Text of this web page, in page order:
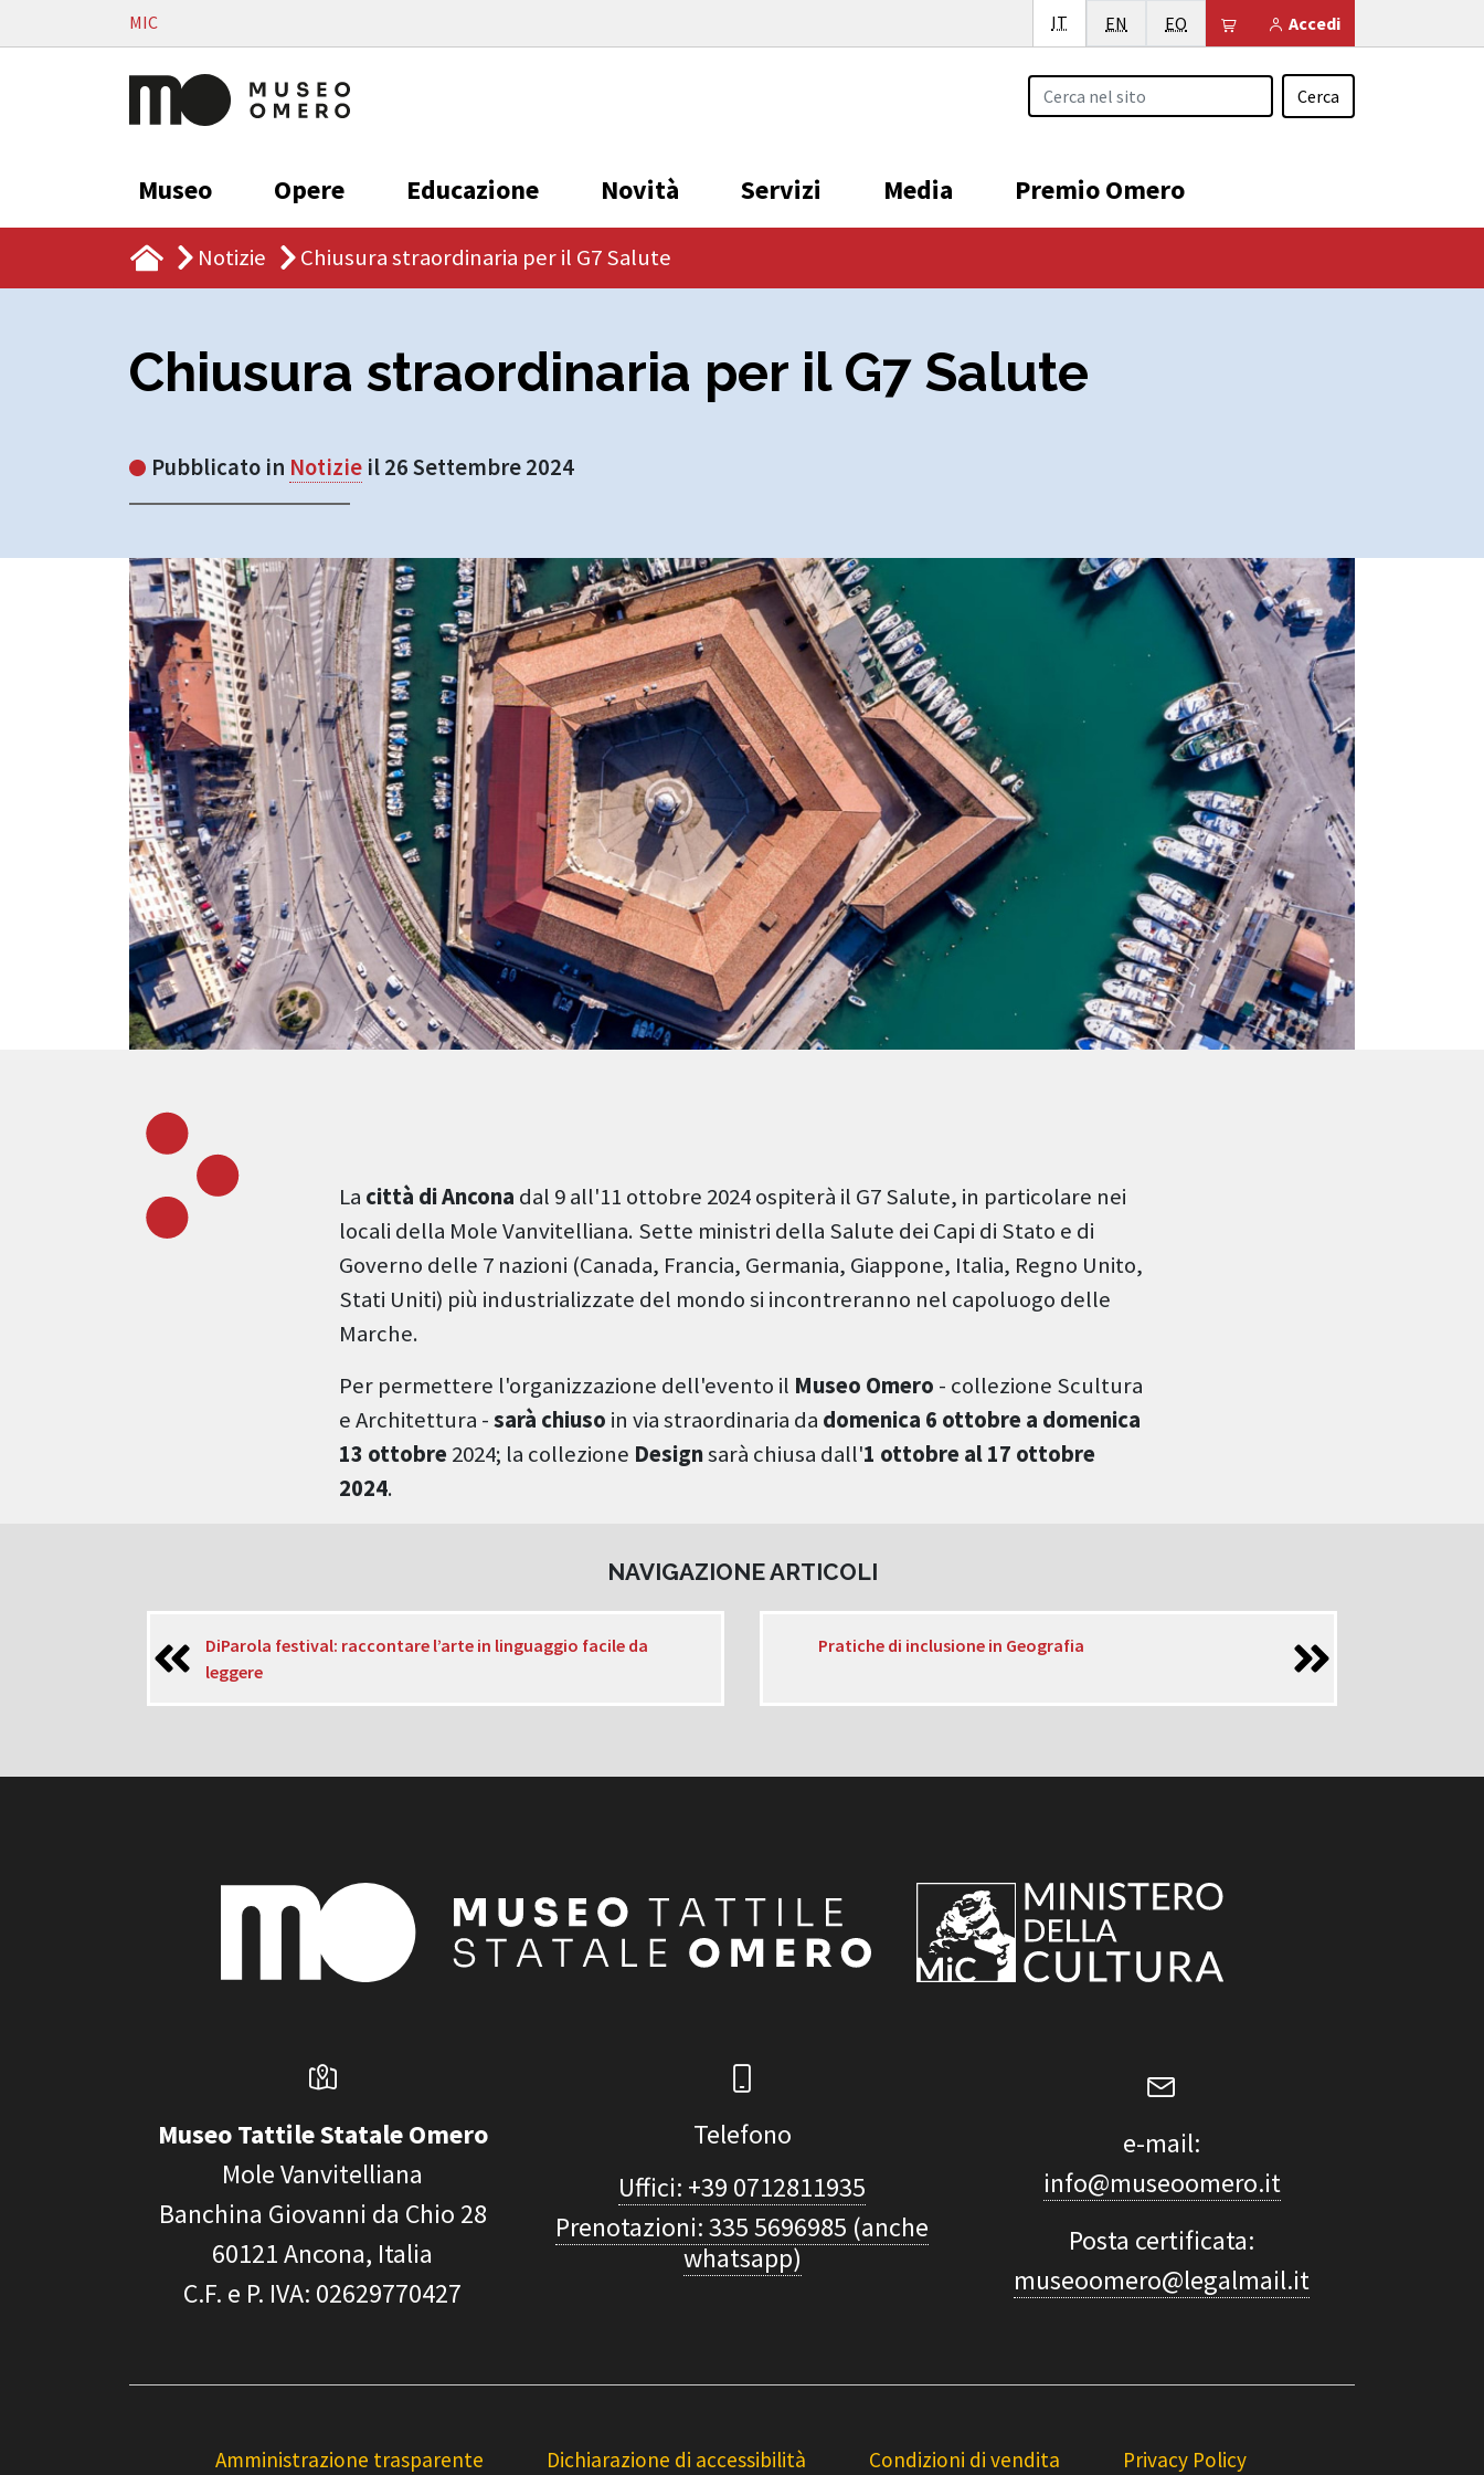
Vai al contenutoMIC Accedi
Il tuo carrello è vuoto
IT Italiano
EN English
EO Esperanto
Cerca
Museo Opere Educazione Novità Servizi Media Premio Omero
Notizie Chiusura straordinaria per il G7 Salute
Chiusura straordinaria per il G7 Salute
Pubblicato in Notizie il 26 Settembre 2024
La città di Ancona dal 9 all'11 ottobre 2024 ospiterà il G7 Salute, in particolare nei
locali della Mole Vanvitelliana. Sette ministri della Salute dei Capi di Stato e di
Governo delle 7 nazioni (Canada, Francia, Germania, Giappone, Italia, Regno Unito,
Stati Uniti) più industrializzate del mondo si incontreranno nel capoluogo delle
Marche.
Per permettere l'organizzazione dell'evento il Museo Omero - collezione Scultura
e Architettura -sarà chiuso in via straordinaria da domenica 6 ottobre a domenica
13 ottobre 2024; la collezione Designsarà chiusa dall'1 ottobre al 17 ottobre
2024.
NAVIGAZIONE ARTICOLI
DiParola festival: raccontare l’arte in linguaggio facile da
leggere
Pratiche di inclusione in Geografia
Museo Tattile Statale Omero
Mole Vanvitelliana
Banchina Giovanni da Chio 28
60121Ancona, Italia
C.F. e P. IVA: 02629770427
Telefono
Uffici: +39 0712811935
Prenotazioni: 335 5696985 (anche
whatsapp)
e-mail:
info@museoomero.it
Posta certificata:
museoomero@legalmail.it
Amministrazione trasparente Dichiarazione di accessibilità Condizioni di vendita Privacy Policy